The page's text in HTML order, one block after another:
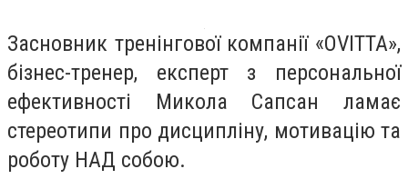
Засновник тренінгової компанії «OVITTA»,
бізнес-тренер, експерт з персональної
ефективності Микола Сапсан ламає
стереотипи про дисципліну, мотивацію та
роботу НАД собою.